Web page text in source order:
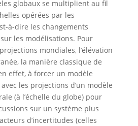
globaux se multiplient au fil
opérées par les
à-dire les changements
les modélisations. Pour
mondiales, l’élévation
la manière classique de
effet, à forcer un modèle
les projections d’un modèle
(à l’échelle du globe) pour
sur un système plus
d’incertitudes (celles